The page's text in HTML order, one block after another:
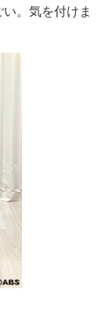
。気を付けま